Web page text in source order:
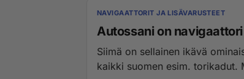
NAVIGAATTORIT JA LISÄVARUSTEET
Autossani on navigaattori
Siimä on sellainen ikävä
kaikki suomen esim.